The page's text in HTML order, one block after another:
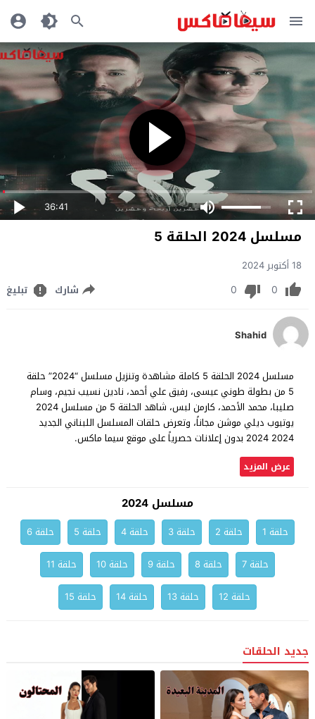
36:41
مسلسل 2024 الحلقة 5
18 أكتوبر 2024
0
0 شارك تبليغ
Shahid
مسلسل 2024 الحلقة 5 كاملة مشاهدة وتنزيل مسلسل “2024” حلقة
5 من بطولة طوني عيسى، رفيق علي أحمد، نادين نسيب نجيم، وسام
صليبا، محمد الأحمد، كارمن لبس، شاهد الحلقة 5 من مسلسل 2024
يوتيوب ديلي موشن مجاناً، وتعرض حلقات المسلسل اللبناني الجديد
2024 2024 بدون إعلانات حصرياً على موقع سيما ماكس.
عرض المزيد
مسلسل 2024
حلقة 1 حلقة 2 حلقة 3 حلقة 4 حلقة 5
حلقة 6
حلقة 7
حلقة 8 حلقة 9 حلقة 10
حلقة 11
حلقة 12
حلقة 13 حلقة 14 حلقة 15
جديد الحلقات